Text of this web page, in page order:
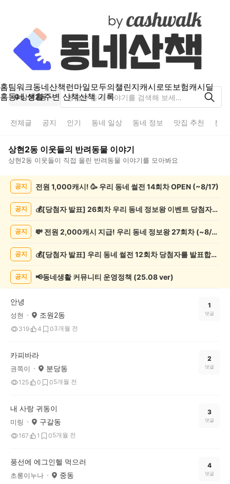
홈팀워크동네산책런마일모두의챌린지캐시로또보험캐시딜
홈동네 생활주변 산책산책 기록
상현2동
전체글 공지 인기 동네 일상 동네 정보 맛집 추천 분
상현2동 이웃들의 반려동물 이야기
상현2동 이웃들이 직접 올린 반려동물 이야기를 모아봐요
목
공지 전원 1,000캐시! 🥳 우리 동네 썰전 14회차 OPEN (~8/17)
공지 💰[당첨자 발표] 26회차 우리 동네 정보왕 이벤트 당첨자를 발표합니다!
공지 💸 전원 2,000캐시 지급! 우리 동네 정보왕 27회차 (~8/10)
공지 💰[당첨자 발표] 우리 동네 썰전 12회차 당첨자를 발표합니다!
공지 📢동네생활 커뮤니티 운영정책 (25.08 ver)
안녕
성현 조원2동
319 4 03개월 전
1
댓글
카피바라
권쪽이 분당동
125 0 05개월 전
2
댓글
내 사랑 귀동이
미링 구갈동
167 1 05개월 전
3
댓글
풍선에 에그인헬 먹으러
초롱이누나 중동
4
댓글